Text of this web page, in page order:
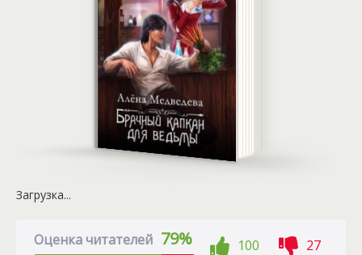
Загрузка...
Оценка читателей 79% 100 27